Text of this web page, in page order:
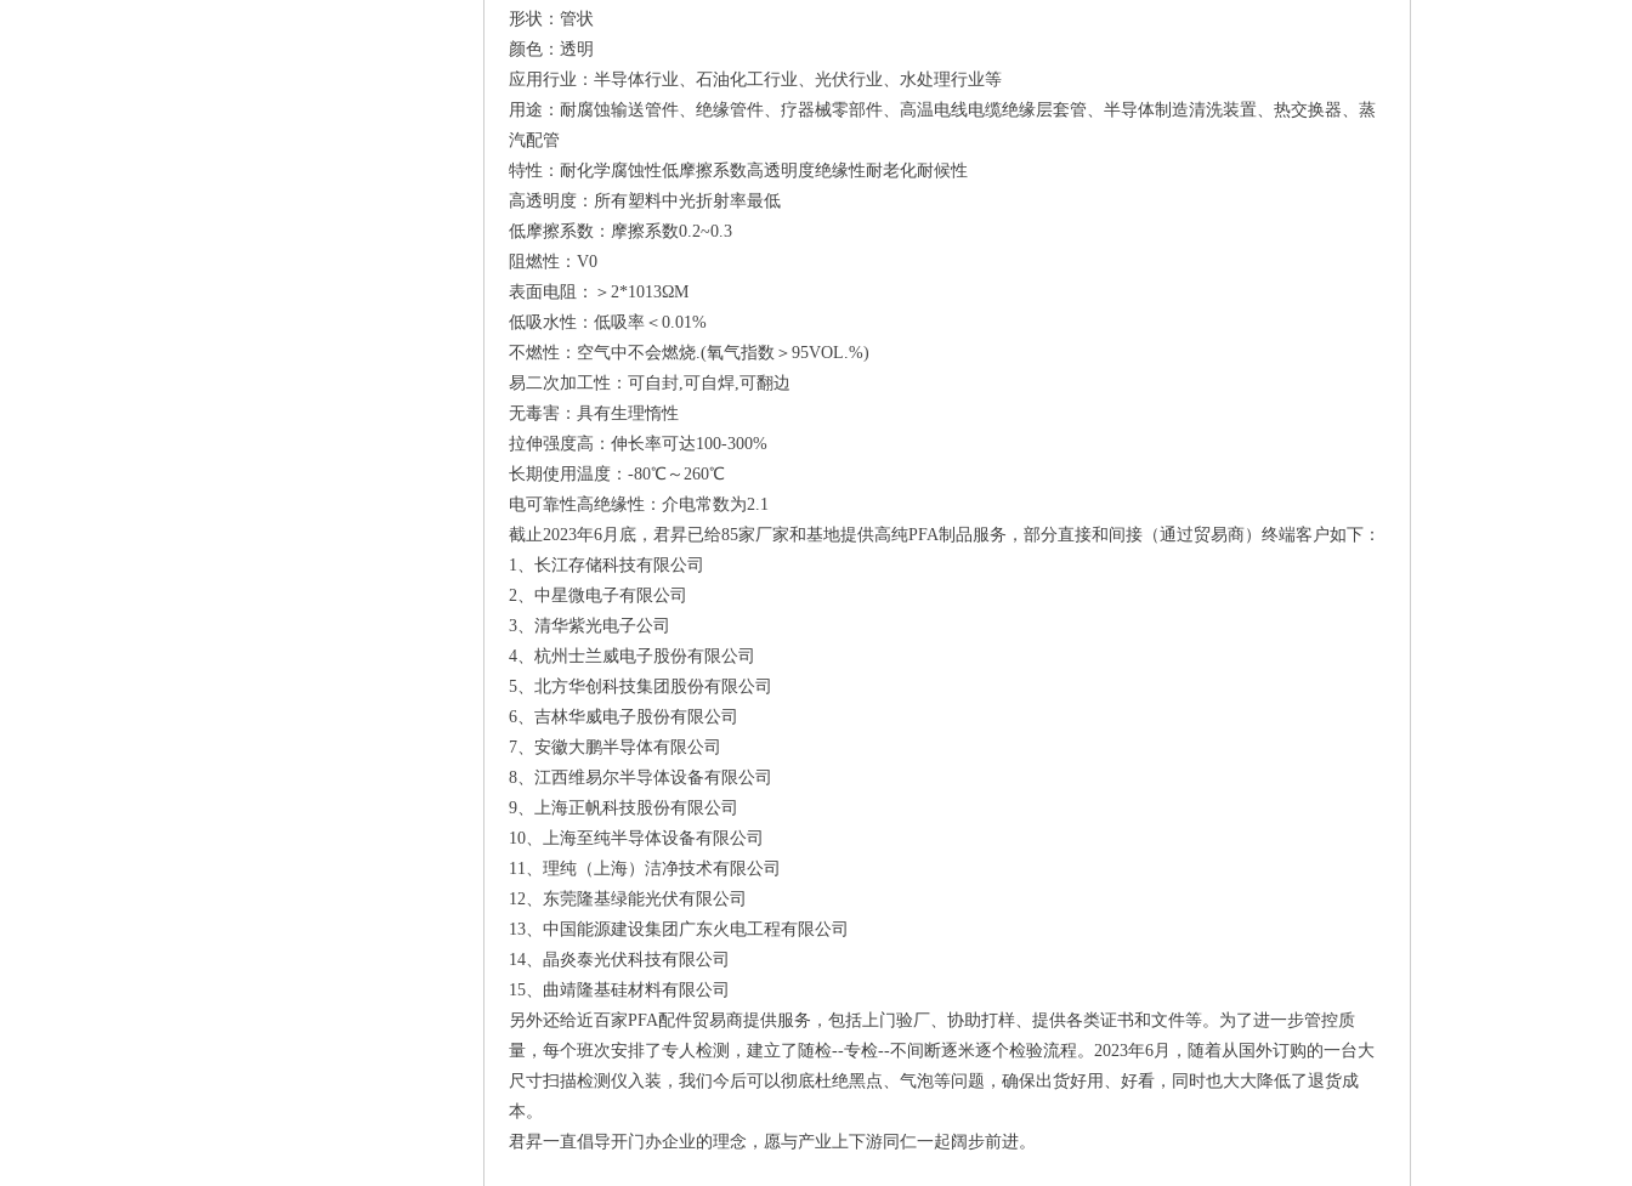
形状：管状
颜色：透明
应用行业：半导体行业、石油化工行业、光伏行业、水处理行业等
用途：耐腐蚀输送管件、绝缘管件、疗器械零部件、高温电线电缆绝缘层套管、半导体制造清洗装置、热交换器、蒸
汽配管
特性：耐化学腐蚀性低摩擦系数高透明度绝缘性耐老化耐候性
高透明度：所有塑料中光折射率最低
低摩擦系数：摩擦系数0.2~0.3
阻燃性：V0
表面电阻：＞2*1013ΩM
低吸水性：低吸率＜0.01%
不燃性：空气中不会燃烧.(氧气指数＞95VOL.%)
易二次加工性：可自封,可自焊,可翻边
无毒害：具有生理惰性
拉伸强度高：伸长率可达100-300%
长期使用温度：-80℃～260℃
电可靠性高绝缘性：介电常数为2.1
截止2023年6月底，君昇已给85家厂家和基地提供高纯PFA制品服务，部分直接和间接（通过贸易商）终端客户如下：
1、长江存储科技有限公司
2、中星微电子有限公司
3、清华紫光电子公司
4、杭州士兰威电子股份有限公司
5、北方华创科技集团股份有限公司
6、吉林华威电子股份有限公司
7、安徽大鹏半导体有限公司
8、江西维易尔半导体设备有限公司
9、上海正帆科技股份有限公司
10、上海至纯半导体设备有限公司
11、理纯（上海）洁净技术有限公司
12、东莞隆基绿能光伏有限公司
13、中国能源建设集团广东火电工程有限公司
14、晶炎泰光伏科技有限公司
15、曲靖隆基硅材料有限公司
另外还给近百家PFA配件贸易商提供服务，包括上门验厂、协助打样、提供各类证书和文件等。为了进一步管控质
量，每个班次安排了专人检测，建立了随检--专检--不间断逐米逐个检验流程。2023年6月，随着从国外订购的一台大
尺寸扫描检测仪入装，我们今后可以彻底杜绝黑点、气泡等问题，确保出货好用、好看，同时也大大降低了退货成
本。
君昇一直倡导开门办企业的理念，愿与产业上下游同仁一起阔步前进。